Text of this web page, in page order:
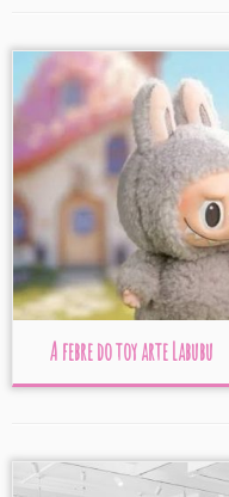
A febre do toy arte Labubu